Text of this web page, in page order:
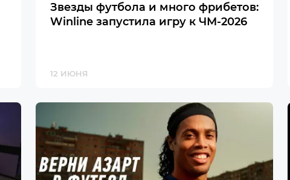
Звезды футбола и много фрибетов:
Winline запустила игру к ЧМ-2026
12 ИЮНЯ